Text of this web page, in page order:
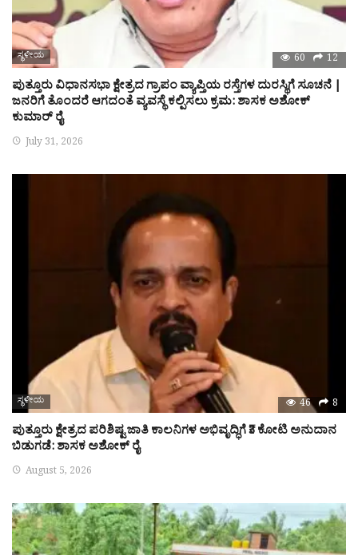
ಸ್ಥಳೀಯ 60 12
ಪುತ್ತೂರು ವಿಧಾನಸಭಾ ಕ್ಷೇತ್ರದ ಗ್ರಾಪಂ ವ್ಯಾಪ್ತಿಯ ರಸ್ತೆಗಳ ದುರಸ್ಥಿಗೆ ಸೂಚನೆ |
ಜನರಿಗೆ ತೊಂದರೆ ಆಗದಂತೆ ವ್ಯವಸ್ಥೆ ಕಲ್ಪಿಸಲು ಕ್ರಮ: ಶಾಸಕ ಅಶೋಕ್
ಕುಮಾರ್ ರೈ
July 31, 2026
ಸ್ಥಳೀಯ 46 8
ಪುತ್ತೂರು ಕ್ಷೇತ್ರದ ಪರಿಶಿಷ್ಟ ಜಾತಿ ಕಾಲನಿಗಳ ಅಭಿವೃದ್ಧಿಗೆ ₹3 ಕೋಟಿ ಅನುದಾನ
ಬಿಡುಗಡೆ: ಶಾಸಕ ಅಶೋಕ್ ರೈ
August 5, 2026